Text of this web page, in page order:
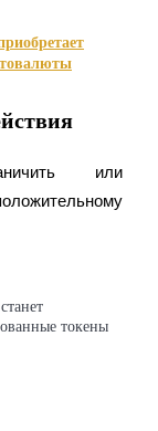
или
токены